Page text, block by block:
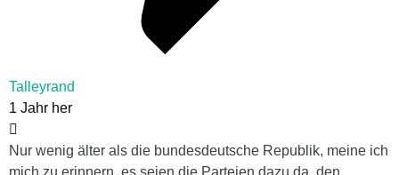
Talleyrand
1 Jahr her
Nur wenig älter als die bundesdeutsche Republik, meine ich
mich zu erinnern, es seien die Parteien dazu da, den